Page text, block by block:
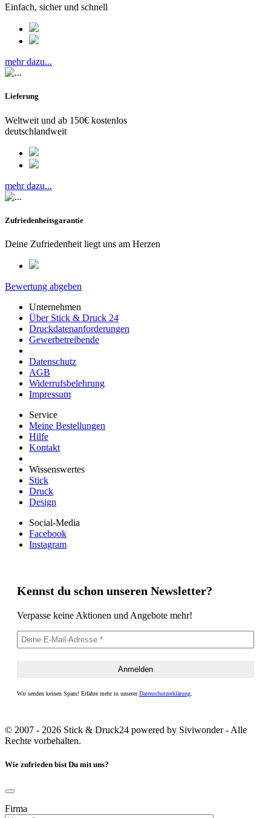
Einfach, sicher und schnell
mehr dazu...
Lieferung
Weltweit und ab 150€ kostenlos
deutschlandweit
mehr dazu...
Zufriedenheitsgarantie
Deine Zufriedenheit liegt uns am Herzen
Bewertung abgeben
Unternehmen
Über Stick & Druck 24
Druckdatenanforderungen
Gewerbetreibende
Datenschutz
AGB
Widerrufsbelehrung
Impressum
Service
Meine Bestellungen
Hilfe
Kontakt
Wissenswertes
Stick
Druck
Design
Social-Media
Facebook
Instagram
Kennst du schon unseren Newsletter?
Verpasse keine Aktionen und Angebote mehr!
Wir senden keinen Spam! Erfahre mehr in unsererDatenschutzerklärung
© 2007 - 2026 Stick & Druck24 powered by Siviwonder - Alle
Rechte vorbehalten.
Wie zufrieden bist Du mit uns?
Firma